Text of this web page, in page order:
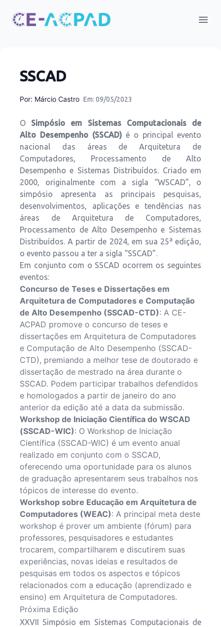
SSCAD
Por: Márcio Castro Em: 09/05/2023
O Simpósio em Sistemas Computacionais de
Alto Desempenho (SSCAD) é o principal evento
nacional das áreas de Arquitetura de
Computadores, Processamento de Alto
Desempenho e Sistemas Distribuídos. Criado em
2000, originalmente com a sigla “WSCAD”, o
simpósio apresenta as principais pesquisas,
desenvolvimentos, aplicações e tendências nas
áreas de Arquitetura de Computadores,
Processamento de Alto Desempenho e Sistemas
Distribuídos. A partir de 2024, em sua 25a edição,
o evento passou a ter a sigla “SSCAD”.
Em conjunto com o SSCAD ocorrem os seguintes
eventos:
Concurso de Teses e Dissertações em
Arquitetura de Computadores e Computação
de Alto Desempenho (SSCAD-CTD): A CE-
ACPAD promove o concurso de teses e
dissertações em Arquitetura de Computadores
e Computação de Alto Desempenho (SSCAD-
CTD), premiando a melhor tese de doutorado e
dissertação de mestrado na área durante o
SSCAD. Podem participar trabalhos defendidos
e homologados a partir de janeiro do ano
anterior da edição até a data da submissão.
Workshop de Iniciação Científica do WSCAD
(SSCAD-WIC): O Workshop de Iniciação
Científica (SSCAD-WIC) é um evento anual
realizado em conjunto com o SSCAD,
oferecendo uma oportunidade para os alunos
de graduação apresentarem seus trabalhos nos
tópicos de interesse do evento.
Workshop sobre Educação em Arquitetura de
Computadores (WEAC): A principal meta deste
workshop é prover um ambiente (fórum) para
professores, pesquisadores e estudantes
trocarem, compartilharem e discutirem suas
experiências, novas ideias e resultados de
pesquisas em todos os aspectos e tópicos
relacionados com a educação (aprendizado e
ensino) em Arquitetura de Computadores.
Próxima Edição
XXVII Simpósio em Sistemas Computacionais de